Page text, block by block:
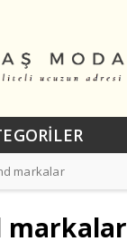
markalar
markalar